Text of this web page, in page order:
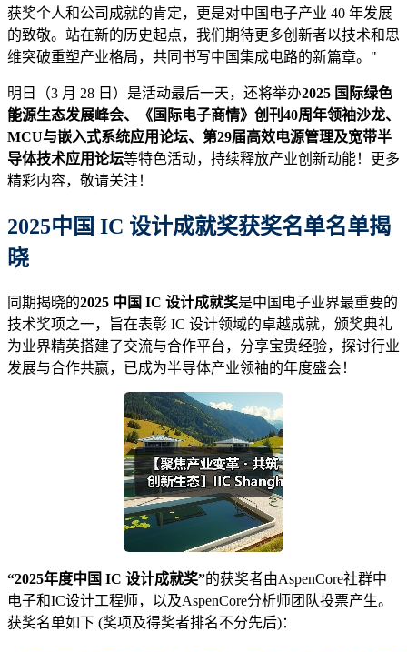
获奖个人和公司成就的肯定，更是对中国电子产业 40 年发展
的致敬。站在新的历史起点，我们期待更多创新者以技术和思
维突破重塑产业格局，共同书写中国集成电路的新篇章。"
明日（3 月 28 日）是活动最后一天，还将举办2025 国际绿色
能源生态发展峰会、《国际电子商情》创刊40周年领袖沙龙、
MCU与嵌入式系统应用论坛、第29届高效电源管理及宽带半
导体技术应用论坛等特色活动，持续释放产业创新动能！更多
精彩内容，敬请关注！
2025中国 IC 设计成就奖获奖名单名单揭
晓
同期揭晓的2025 中国 IC 设计成就奖是中国电子业界最重要的
技术奖项之一，旨在表彰 IC 设计领域的卓越成就，颁奖典礼
为业界精英搭建了交流与合作平台，分享宝贵经验，探讨行业
发展与合作共赢，已成为半导体产业领袖的年度盛会！
“2025年度中国 IC 设计成就奖”的获奖者由AspenCore社群中
电子和IC设计工程师，以及AspenCore分析师团队投票产生。
获奖名单如下 (奖项及得奖者排名不分先后)：